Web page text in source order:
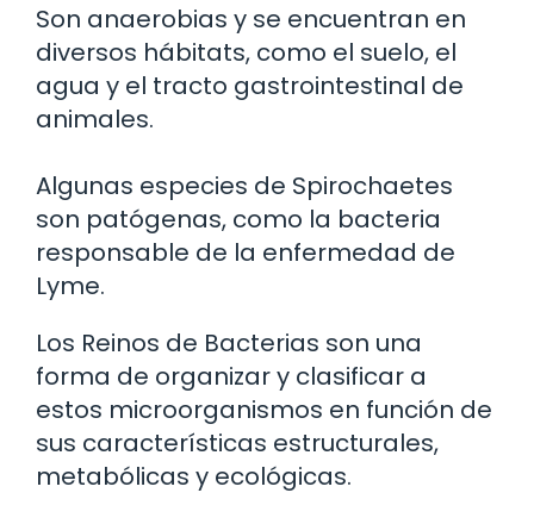
Son anaerobias y se encuentran en
diversos hábitats, como el suelo, el
agua y el tracto gastrointestinal de
animales.
Algunas especies de Spirochaetes
son patógenas, como la bacteria
responsable de la enfermedad de
Lyme.
Los Reinos de Bacterias son una
forma de organizar y clasificar a
estos microorganismos en función de
sus características estructurales,
metabólicas y ecológicas.